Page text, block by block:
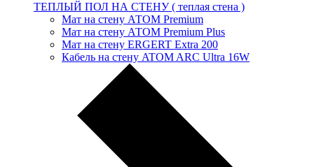
ТЕПЛЫЙ ПОЛ НА СТЕНУ ( теплая стена )
Мат на стену АТОМ Premium
Мат на стену АТОМ Premium Plus
Мат на стену ERGERT Extra 200
Кабель на стену ATOM ARC Ultra 16W